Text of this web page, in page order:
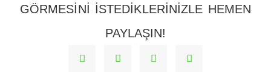
GÖRMESINI ISTEDIKLERINIZLE HEMEN
PAYLAŞIN!